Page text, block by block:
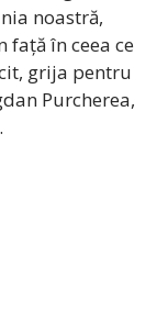
noastră,
față în ceea ce
grija pentru
Purcherea,